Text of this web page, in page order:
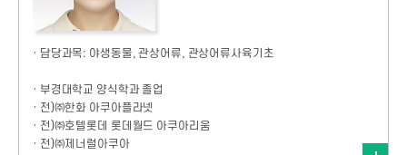
· 담당과목: 야생동물, 관상어류, 관상어류사육기초
· 부경대학교 양식학과 졸업
· 전)㈜한화 아쿠아플라넷
· 전)㈜호텔롯데 롯데월드 아쿠아리움
· 전)㈜제너럴아쿠아